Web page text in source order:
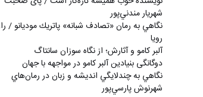
شهريار مندني‌پور
نگاهي به رمان «تصادف شبانه» پاتريك موديانو /
رويا
آلبر کامو و آثارش؛ از نگاه سوزان سانتاگ
دوگانگی بنیادین آلبر کامو در مواجهه با جهان
نگاهي به چندلايگي انديشه و زبان در رمان‌هاي
شهرنوش پارسي‌پور